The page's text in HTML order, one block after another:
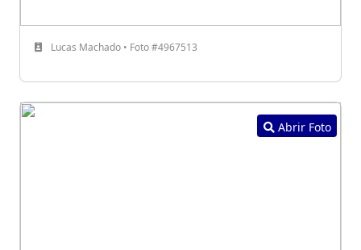
Lucas Machado • Foto #4967513
Abrir Foto